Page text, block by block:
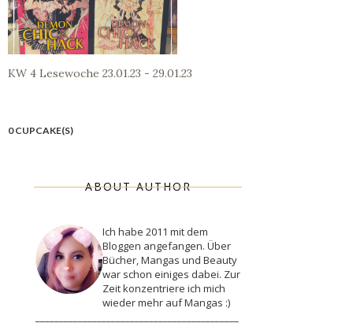
KW 4 Lesewoche 23.01.23 - 29.01.23
0 CUPCAKE(S)
ABOUT AUTHOR
Ich habe 2011 mit dem
Bloggen angefangen. Über
Bücher, Mangas und Beauty
war schon einiges dabei. Zur
Zeit konzentriere ich mich
wieder mehr auf Mangas :)